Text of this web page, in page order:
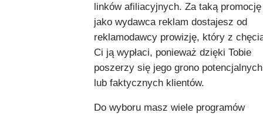
linków afiliacyjnych. Za taką promocję
jako wydawca reklam dostajesz od
reklamodawcy prowizję, który z
Ci ją wypłaci, ponieważ dzięki Tobie
poszerzy się jego grono potencjalnych
lub faktycznych klientów.
Do wyboru masz wiele programów